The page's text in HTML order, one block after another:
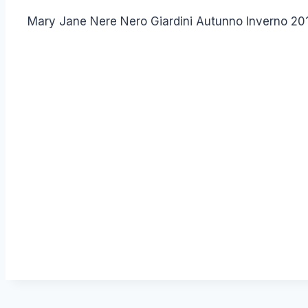
Mary Jane Nere Nero Giardini Autunno Inverno